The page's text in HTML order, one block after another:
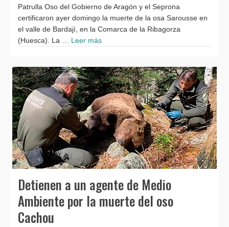
Patrulla Oso del Gobierno de Aragón y el Seprona
certificaron ayer domingo la muerte de la osa Sarousse en
el valle de Bardají, en la Comarca de la Ribagorza
(Huesca). La … Leer más
Detienen a un agente de Medio
Ambiente por la muerte del oso
Cachou